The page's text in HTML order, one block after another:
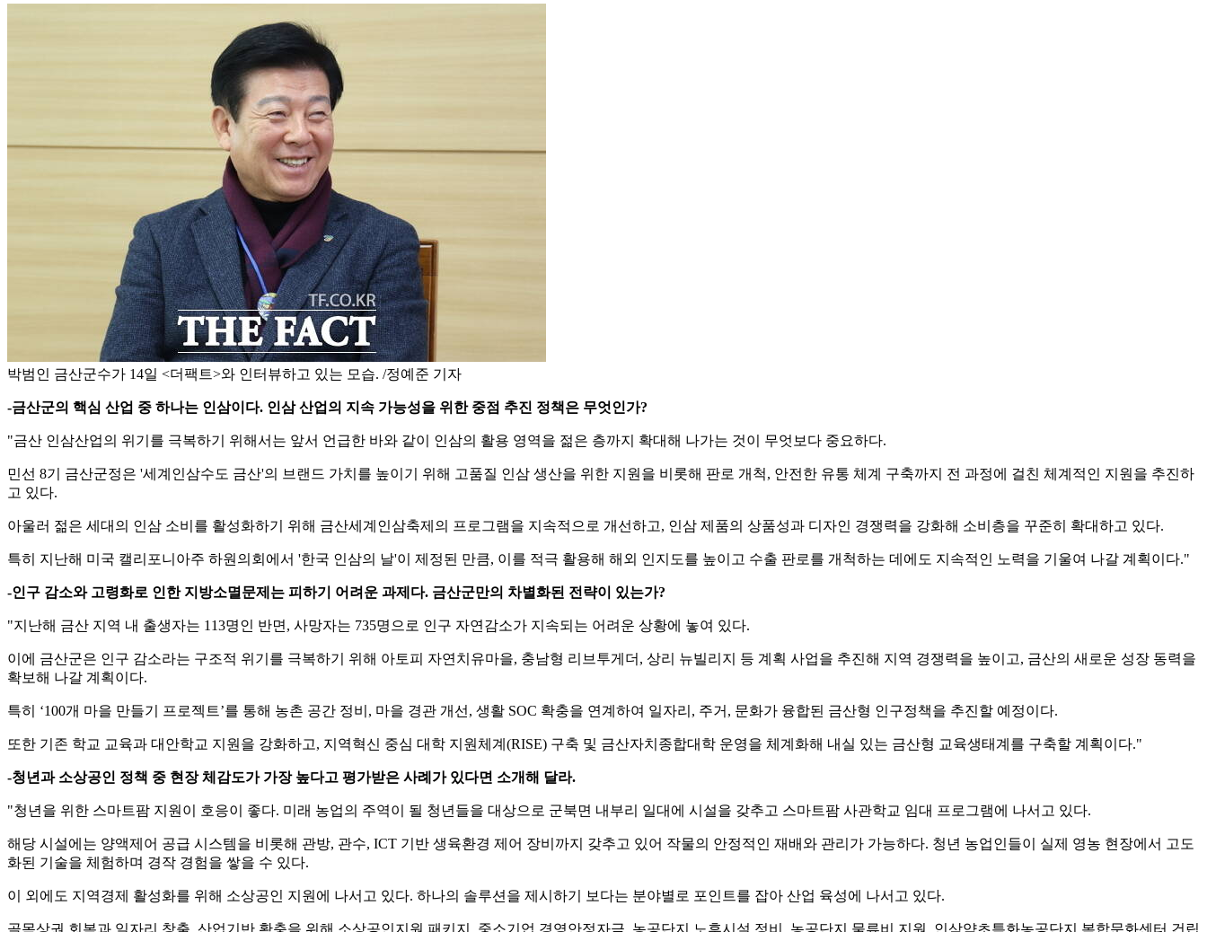
박범인 금산군수가 14일 <더팩트>와 인터뷰하고 있는 모습. /정예준 기자
-금산군의 핵심 산업 중 하나는 인삼이다. 인삼 산업의 지속 가능성을 위한 중점 추진 정책은 무엇인가?
"금산 인삼산업의 위기를 극복하기 위해서는 앞서 언급한 바와 같이 인삼의 활용 영역을 젊은 층까지 확대해 나가는 것이 무엇보다 중요하다.
민선 8기 금산군정은 '세계인삼수도 금산'의 브랜드 가치를 높이기 위해 고품질 인삼 생산을 위한 지원을 비롯해 판로 개척, 안전한 유통 체계 구축까지 전 과정에 걸친 체계적인 지원을 추진하
고 있다.
아울러 젊은 세대의 인삼 소비를 활성화하기 위해 금산세계인삼축제의 프로그램을 지속적으로 개선하고, 인삼 제품의 상품성과 디자인 경쟁력을 강화해 소비층을 꾸준히 확대하고 있다.
특히 지난해 미국 캘리포니아주 하원의회에서 '한국 인삼의 날'이 제정된 만큼, 이를 적극 활용해 해외 인지도를 높이고 수출 판로를 개척하는 데에도 지속적인 노력을 기울여 나갈 계획이다."
-인구 감소와 고령화로 인한 지방소멸문제는 피하기 어려운 과제다. 금산군만의 차별화된 전략이 있는가?
"지난해 금산 지역 내 출생자는 113명인 반면, 사망자는 735명으로 인구 자연감소가 지속되는 어려운 상황에 놓여 있다.
이에 금산군은 인구 감소라는 구조적 위기를 극복하기 위해 아토피 자연치유마을, 충남형 리브투게더, 상리 뉴빌리지 등 계획 사업을 추진해 지역 경쟁력을 높이고, 금산의 새로운 성장 동력을
확보해 나갈 계획이다.
특히 ‘100개 마을 만들기 프로젝트’를 통해 농촌 공간 정비, 마을 경관 개선, 생활 SOC 확충을 연계하여 일자리, 주거, 문화가 융합된 금산형 인구정책을 추진할 예정이다.
또한 기존 학교 교육과 대안학교 지원을 강화하고, 지역혁신 중심 대학 지원체계(RISE) 구축 및 금산자치종합대학 운영을 체계화해 내실 있는 금산형 교육생태계를 구축할 계획이다."
-청년과 소상공인 정책 중 현장 체감도가 가장 높다고 평가받은 사례가 있다면 소개해 달라.
"청년을 위한 스마트팜 지원이 호응이 좋다. 미래 농업의 주역이 될 청년들을 대상으로 군북면 내부리 일대에 시설을 갖추고 스마트팜 사관학교 임대 프로그램에 나서고 있다.
해당 시설에는 양액제어 공급 시스템을 비롯해 관방, 관수, ICT 기반 생육환경 제어 장비까지 갖추고 있어 작물의 안정적인 재배와 관리가 가능하다. 청년 농업인들이 실제 영농 현장에서 고도
화된 기술을 체험하며 경작 경험을 쌓을 수 있다.
이 외에도 지역경제 활성화를 위해 소상공인 지원에 나서고 있다. 하나의 솔루션을 제시하기 보다는 분야별로 포인트를 잡아 산업 육성에 나서고 있다.
골목상권 회복과 일자리 창출, 산업기반 확충을 위해 소상공인지원 패키지, 중소기업 경영안정자금, 농공단지 노후시설 정비, 농공단지 물류비 지원, 인삼약초특화농공단지 복합문화센터 건립